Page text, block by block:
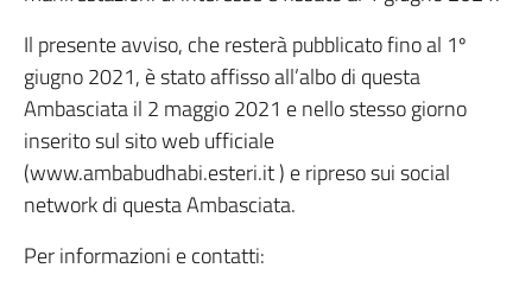
Il presente avviso, che resterà pubblicato fino al 1º
giugno 2021, è stato affisso all’albo di questa
Ambasciata il 2 maggio 2021 e nello stesso giorno
inserito sul sito web ufficiale
(www.ambabudhabi.esteri.it ) e ripreso sui social
network di questa Ambasciata.
Per informazioni e contatti: